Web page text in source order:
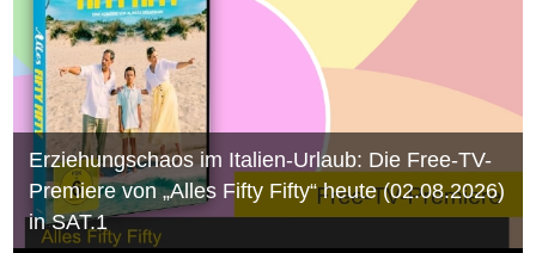
Erziehungschaos im Italien-Urlaub: Die Free-TV-
Premiere von „Alles Fifty Fifty“ heute (02.08.2026)
in SAT.1